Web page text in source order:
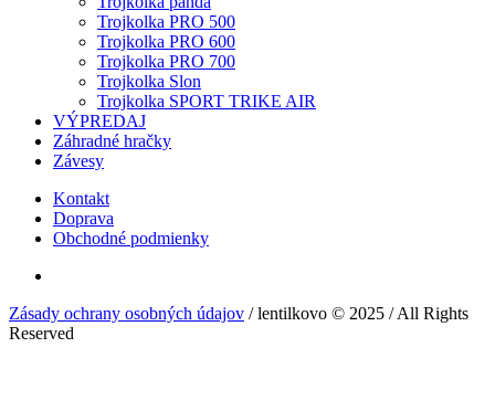
Trojkolka PRO 500
Trojkolka PRO 600
Trojkolka PRO 700
Trojkolka Slon
Trojkolka SPORT TRIKE AIR
VÝPREDAJ
Záhradné hračky
Závesy
Kontakt
Doprava
Obchodné podmienky
Zásady ochrany osobných údajov / lentilkovo © 2025 / All Rights
Reserved